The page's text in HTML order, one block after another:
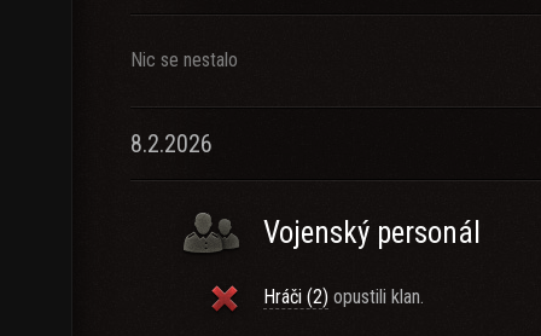
Nic se nestalo
8.2.2026
Vojenský personál
Hráči (2) opustili klan.